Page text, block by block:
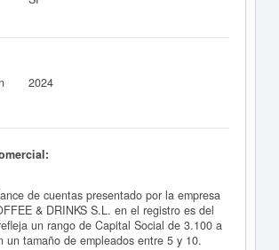
2024
de cuentas presentado por la empresa
& DRINKS S.L. en el registro es del
un rango de Capital Social de 3.100 a
un tamaño de empleados entre 5 y 10.